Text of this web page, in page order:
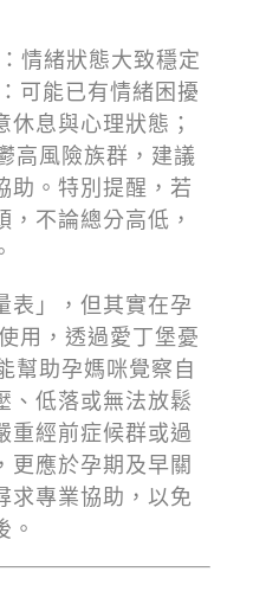
情緒狀態大致穩定
可能已有情緒困擾
息與心理狀態；
高風險族群，建議
助。特別提醒，若
不論總分高低，
表」，但其實在孕
用，透過愛丁堡憂
幫助孕媽咪覺察自
、低落或無法放鬆
重經前症候群或過
更應於孕期及早關
求專業協助，以免
。